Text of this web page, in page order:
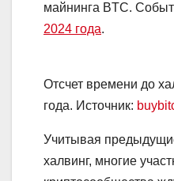
майнинга BTC.
2024 года.
Отсчет времени до
года. Источник:
Учитывая
халвинг, многие